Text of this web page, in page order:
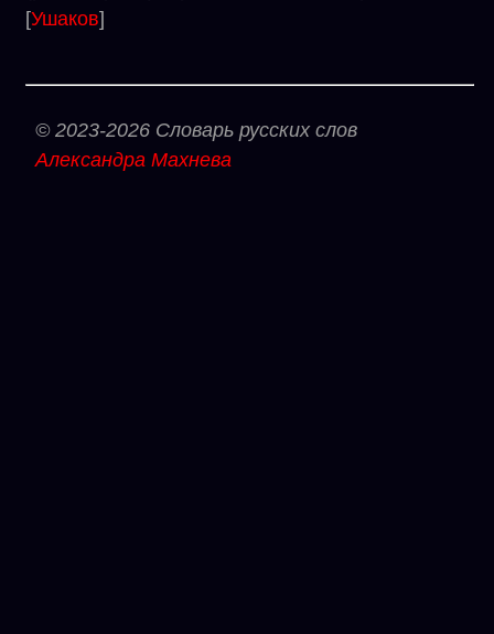
[Ушаков]
© 2023-2026 Словарь русских слов
Александра Махнева